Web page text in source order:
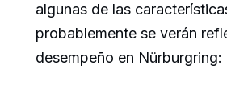
algunas de las
probablemente se verán
desempeño en Nürburgring: